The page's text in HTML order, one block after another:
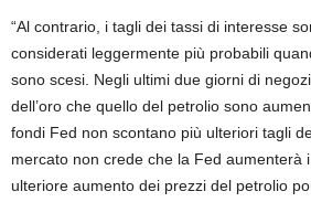
“Al contrario, i tagli dei tassi di interesse
considerati leggermente più probabili
sono scesi. Negli ultimi due giorni di
dell’oro che quello del petrolio sono
fondi Fed non scontano più ulteriori tagli
mercato non crede che la Fed aumenterà
ulteriore aumento dei prezzi del petrolio